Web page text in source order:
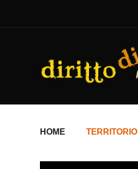
HOME TERRITORIO